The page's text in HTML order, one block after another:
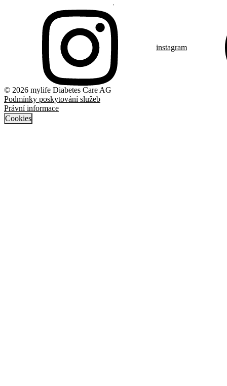
instagram
© 2026 mylife Diabetes Care AG
Podmínky poskytování služeb
Právní informace
Cookies